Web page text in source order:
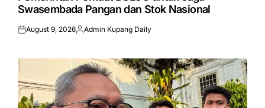
Swasembada Pangan dan Stok Nasional
Posted
August 9, 2026Posted
Admin Kupang Daily